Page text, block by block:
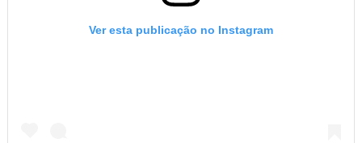
Ver esta publicação no Instagram